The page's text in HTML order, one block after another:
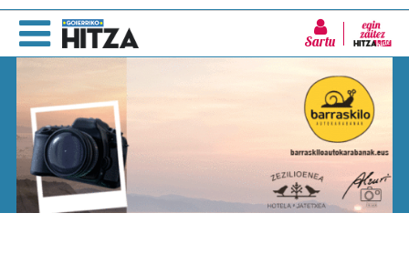
Sartu